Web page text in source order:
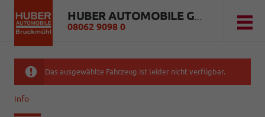
HUBER AUTOMOBILE GMBH
08062 9098 0
Das ausgewählte Fahrzeug ist leider nicht verfügbar.
info